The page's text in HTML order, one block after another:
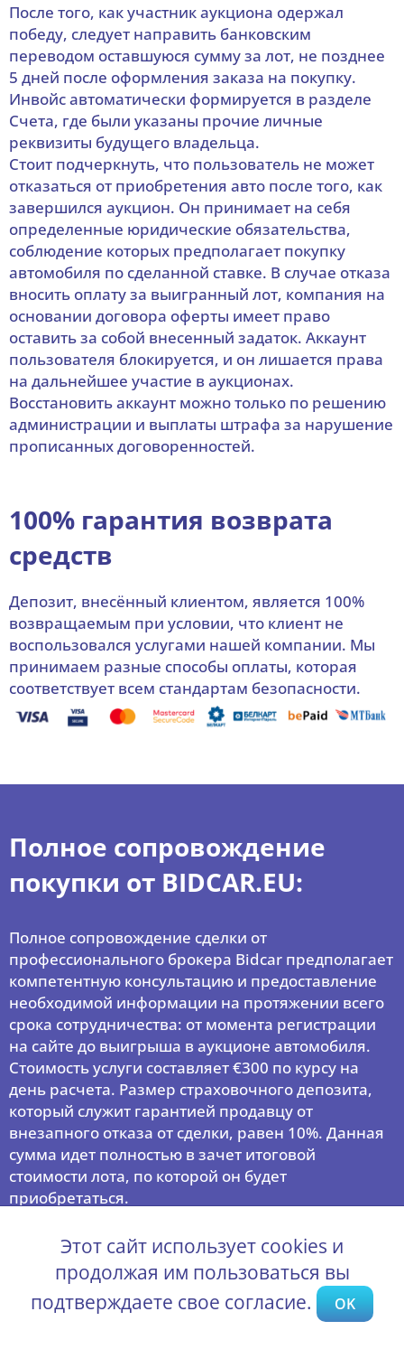
После того, как участник аукциона одержал
победу, следует направить банковским
переводом оставшуюся сумму за лот, не позднее
5 дней после оформления заказа на покупку.
Инвойс автоматически формируется в разделе
Счета, где были указаны прочие личные
реквизиты будущего владельца.
Стоит подчеркнуть, что пользователь не может
отказаться от приобретения авто после того, как
завершился аукцион. Он принимает на себя
определенные юридические обязательства,
соблюдение которых предполагает покупку
автомобиля по сделанной ставке. В случае отказа
вносить оплату за выигранный лот, компания на
основании договора оферты имеет право
оставить за собой внесенный задаток. Аккаунт
пользователя блокируется, и он лишается права
на дальнейшее участие в аукционах.
Восстановить аккаунт можно только по решению
администрации и выплаты штрафа за нарушение
прописанных договоренностей.
100% гарантия возврата
средств
Депозит, внесённый клиентом, является 100%
возвращаемым при условии, что клиент не
воспользовался услугами нашей компании. Мы
принимаем разные способы оплаты, которая
соответствует всем стандартам безопасности.
Полное сопровождение
покупки от BIDCAR.EU:
Полное сопровождение сделки от
профессионального брокера Bidcar предполагает
компетентную консультацию и предоставление
необходимой информации на протяжении всего
срока сотрудничества: от момента регистрации
на сайте до выигрыша в аукционе автомобиля.
Стоимость услуги составляет €300 по курсу на
день расчета. Размер страховочного депозита,
который служит гарантией продавцу от
внезапного отказа от сделки, равен 10%. Данная
сумма идет полностью в зачет итоговой
стоимости лота, по которой он будет
приобретаться.
аукционе, личный брокер Bidcar подготавливает
и предоставляет платежные документы для
осуществления сделки. Чтобы перечислить сумму
за полное сопровождение, страховочный депозит
и остаток средств за купленный автомобиль,
Этот сайт использует cookies и
продолжая им пользоваться вы
подтверждаете свое согласие.
OK